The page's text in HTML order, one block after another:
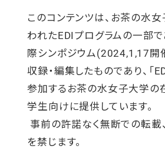
このコンテンツは、お茶の水
われたEDIプログラムの一部
際シンポジウム (2024,1,17開
収録・編集したものであり、「
参加するお茶の水女子大学の
学生向けに提供しています。
事前の許諾なく無断での転載
を禁じます。